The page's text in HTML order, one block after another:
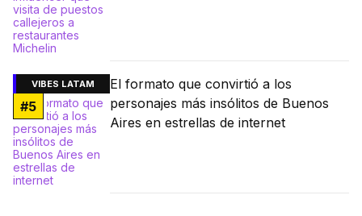
VIBES LATAM
#5
El formato que convirtió a los
personajes más insólitos de Buenos
Aires en estrellas de internet